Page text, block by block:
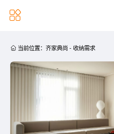

 当前位置： 齐家典尚 - 收纳需求